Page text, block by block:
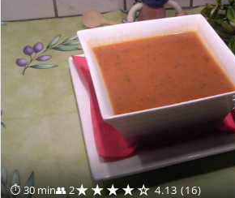
⏱ 30 min👥 2★★★★☆ 4.13 (16)